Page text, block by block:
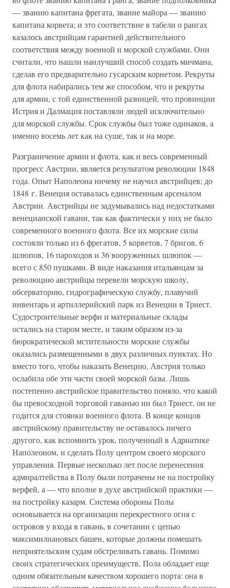
— званию капитана фрегата, звание майора — званию
капитана корвета; и это соответствие в табели о рангах
казалось австрийцам гарантией действительного
соответствия между военной и морской службами. Они
считали, что нашли наилучший способ создать мичмана,
сделав его предварительно гусарским корнетом. Рекруты
для флота набирались тем же способом, что и рекруты
для армии, с той единственной разницей, что провинции
Истрия и Далмация поставляли людей исключительно
для морской службы. Срок службы был тоже одинаков, а
именно восемь лет как на суше, так и на море.
Разграничение армии и флота, как и весь современный
прогресс Австрии, является результатом революции 1848
года. Опыт Наполеона ничему не научил австрийцев; до
1848 г. Венеция оставалась единственным арсеналом
Австрии. Австрийцы не задумывались над недостатками
венецианской гавани, так как фактически у них не было
современного военного флота. Все их морские силы
состояли только из 6 фрегатов, 5 корветов, 7 бригов, 6
шлюпов, 16 пароходов и 36 вооруженных шлюпок —
всего с 850 пушками. В виде наказания итальянцам за
революцию австрийцы перевели морскую школу,
обсерваторию, гидрографическую службу, плавучий
инвентарь и артиллерийский парк из Венеции в Триест.
Судостроительные верфи и материальные склады
остались на старом месте, и таким образом из-за
бюрократической мстительности морские службы
оказались размещенными в двух различных пунктах. Но
вместо того, чтобы наказать Венецию, Австрия только
ослабила обе эти части своей морской базы. Лишь
постепенно австрийское правительство поняло, что какой
бы превосходной торговой гаванью ни был Триест, он не
годится для стоянки военного флота. В конце концов
австрийскому правительству не оставалось ничего
другого, как вспомнить урок, полученный в Адриатике
Наполеоном, и сделать Полу центром своего морского
управления. Первые несколько лет после перенесения
адмиралтейства в Полу были потрачены не на постройку
верфей, а — что вполне в духе австрийской практики —
на постройку казарм. Система обороны Полы
основывается на организации перекрестного огня с
островов у входа в гавань, в сочетании с цепью
максимилиановых башен, которые должны помешать
неприятельским судам обстреливать гавань. Помимо
своих стратегических преимуществ, Пола обладает еще
одним обязательным качеством хорошего порта: она в